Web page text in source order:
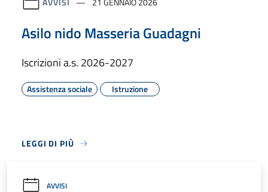
Asilo nido Masseria Guadagni
Iscrizioni a.s. 2026-2027
Assistenza sociale Istruzione
LEGGI DI PIÙ
AVVISI